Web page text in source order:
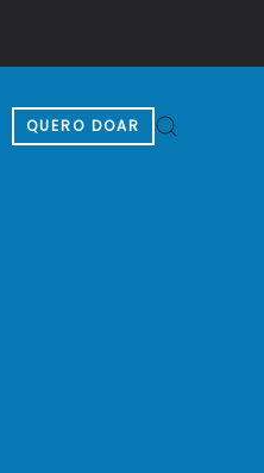
QUERO DOAR